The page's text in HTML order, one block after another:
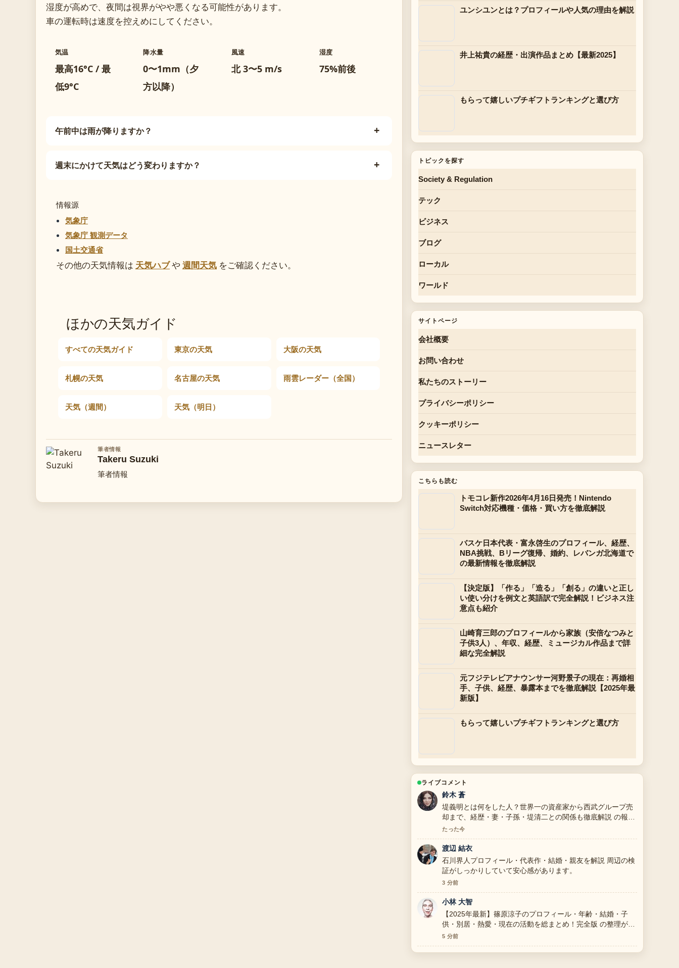
湿度が高めで、夜間は視界がやや悪くなる可能性があります。
車の運転時は速度を控えめにしてください。
気温
最高16°C / 最
低9°C
降水量
0〜1mm（夕
方以降）
風速
北 3〜5 m/s
湿度
75%前後
午前中は雨が降りますか？
週末にかけて天気はどう変わりますか？
情報源
気象庁
気象庁 観測データ
国土交通省
その他の天気情報は 天気ハブや週間天気 をご確認ください。
ほかの天気ガイド
すべての天気ガイド 東京の天気 大阪の天気
札幌の天気 名古屋の天気 雨雲レーダー（全国）
天気（週間） 天気（明日）
筆者情報
Takeru Suzuki
筆者情報
ユンシユンとは？プロフィールや人気の理由を解説
井上祐貴の経歴・出演作品まとめ【最新2025】
もらって嬉しいプチギフトランキングと選び方
トピックを探す
Society & Regulation
テック
ビジネス
ブログ
ローカル
ワールド
サイトページ
会社概要
お問い合わせ
私たちのストーリー
プライバシーポリシー
クッキーポリシー
ニュースレター
こちらも読む
トモコレ新作2026年4月16日発売！Nintendo
Switch対応機種・価格・買い方を徹底解説
バスケ日本代表・富永啓生のプロフィール、経歴、
NBA挑戦、Bリーグ復帰、婚約、レバンガ北海道で
の最新情報を徹底解説
【決定版】「作る」「造る」「創る」の違いと正し
い使い分けを例文と英語訳で完全解説！ビジネス注
意点も紹介
山崎育三郎のプロフィールから家族（安倍なつみと
子供3人）、年収、経歴、ミュージカル作品まで詳
細な完全解説
元フジテレビアナウンサー河野景子の現在：再婚相
手、子供、経歴、暴露本までを徹底解説【2025年最
新版】
もらって嬉しいプチギフトランキングと選び方
ライブコメント
鈴木 蒼
堤義明とは何をした人？世界一の資産家から西武グループ売
却まで、経歴・妻・子孫・堤清二との関係も徹底解説 の報道
は丁寧で、流れを追いやすいです。
たった今
渡辺 結衣
石川界人プロフィール・代表作・結婚・親友を解説 周辺の検
証がしっかりしていて安心感があります。
3 分前
小林 大智
【2025年最新】篠原涼子のプロフィール・年齢・結婚・子
供・別居・熱愛・現在の活動を総まとめ！完全版 の整理がと
ても分かりやすいです。今日の中でも特に読みやすいです。
5 分前